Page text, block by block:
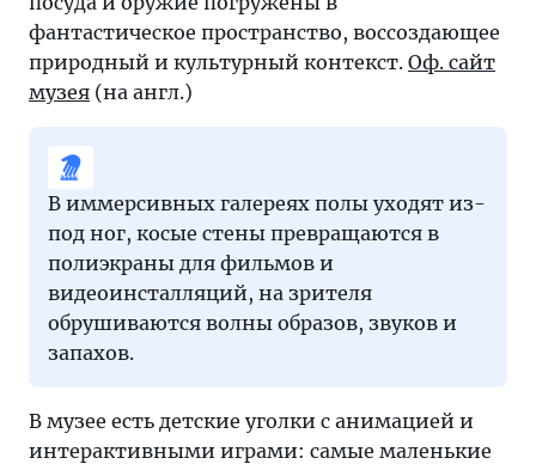
фантастическое пространство, воссоздающее
природный и культурный контекст. Оф. сайт
музея (на англ.)
В иммерсивных галереях полы уходят из-
под ног, косые стены превращаются в
полиэкраны для фильмов и
видеоинсталляций, на зрителя
обрушиваются волны образов, звуков и
запахов.
В музее есть детские уголки с анимацией и
интерактивными играми: самые маленькие